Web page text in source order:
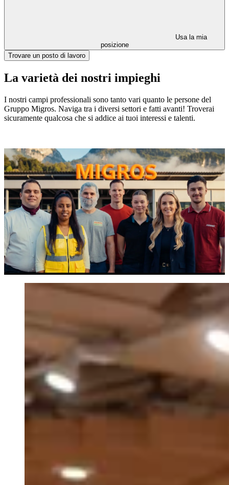
Usa la mia
posizione
Trovare un posto di lavoro
La varietà dei nostri impieghi
I nostri campi professionali sono tanto vari quanto le persone del
Gruppo Migros. Naviga tra i diversi settori e fatti avanti! Troverai
sicuramente qualcosa che si addice ai tuoi interessi e talenti.